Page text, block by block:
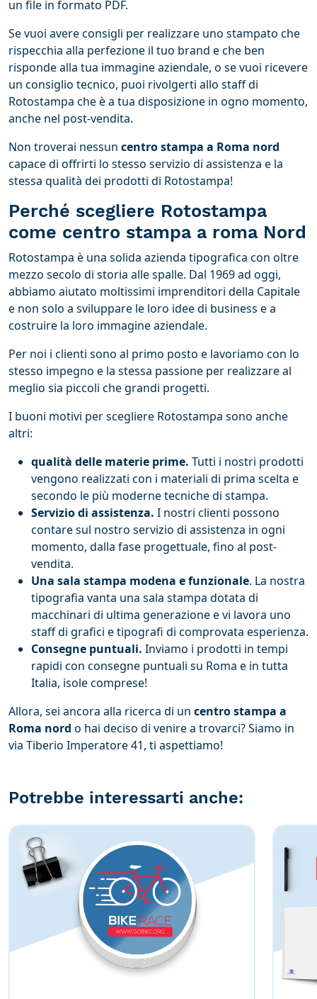
un file in formato PDF.
Se vuoi avere consigli per realizzare uno stampato che
rispecchia alla perfezione il tuo brand e che ben
risponde alla tua immagine aziendale, o se vuoi ricevere
un consiglio tecnico, puoi rivolgerti allo staff di
Rotostampa che è a tua disposizione in ogno momento,
anche nel post-vendita.
Non troverai nessun centro stampa a Roma nord
capace di offrirti lo stesso servizio di assistenza e la
stessa qualità dei prodotti di Rotostampa!
Perché scegliere Rotostampa
come centro stampa a roma Nord
Rotostampa è una solida azienda tipografica con oltre
mezzo secolo di storia alle spalle. Dal 1969 ad oggi,
abbiamo aiutato moltissimi imprenditori della Capitale
e non solo a sviluppare le loro idee di business e a
costruire la loro immagine aziendale.
Per noi i clienti sono al primo posto e lavoriamo con lo
stesso impegno e la stessa passione per realizzare al
meglio sia piccoli che grandi progetti.
I buoni motivi per scegliere Rotostampa sono anche
altri:
qualità delle materie prime. Tutti i nostri prodotti
vengono realizzati con i materiali di prima scelta e
secondo le più moderne tecniche di stampa.
Servizio di assistenza. I nostri clienti possono
contare sul nostro servizio di assistenza in ogni
momento, dalla fase progettuale, fino al post-
vendita.
Una sala stampa modena e funzionale. La nostra
tipografia vanta una sala stampa dotata di
macchinari di ultima generazione e vi lavora uno
staff di grafici e tipografi di comprovata esperienza.
Consegne puntuali. Inviamo i prodotti in tempi
rapidi con consegne puntuali su Roma e in tutta
Italia, isole comprese!
Allora, sei ancora alla ricerca di un centro stampa a
Roma nord o hai deciso di venire a trovarci? Siamo in
via Tiberio Imperatore 41, ti aspettiamo!
Potrebbe interessarti anche: